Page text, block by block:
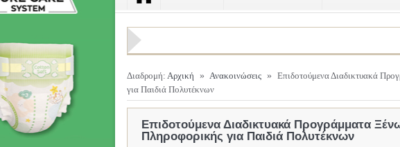
Διαδρομή: Αρχική » Ανακοινώσεις » Επιδοτούμενα Διαδικτυακά
για Παιδιά Πολυτέκνων
Επιδοτούμενα Διαδικτυακά Προγράμματα
Πληροφορικής για Παιδιά Πολυτέκνων